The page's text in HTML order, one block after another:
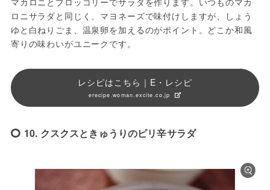
ロニサラダと同じく、マヨネーズで味付けしますが、しょう
ゆと白ねりごま、温泉卵を加えるのがポイント。どこか和風
寄りの味わいがユニークです。
レシピはこちら｜E・レシピ
erecipe.woman.excite.co.jp
10. クスクスときゅうりのピリ辛サラダ